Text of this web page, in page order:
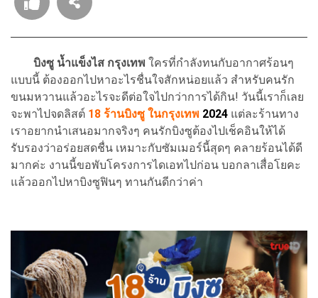
บิงซู น้ำแข็งไส กรุงเทพ ใครที่กำลังทนกับอากาศร้อนๆ
แบบนี้ ต้องออกไปหาอะไรชื่นใจสักหน่อยแล้ว สำหรับคนรัก
ขนมหวานแล้วอะไรจะดีต่อใจไปกว่าการได้กิน! วันนี้เราก็เลย
จะพาไปจดลิสต์ 18 ร้านบิงซู ในกรุงเทพ 2024 แต่ละร้านทาง
เราอยากนำเสนอมากจริงๆ คนรักบิงซูต้องไปเช็คอินให้ได้
รับรองว่าอร่อยสดชื่น เหมาะกับซัมเมอร์นี้สุดๆ คลายร้อนได้ดี
มากค่ะ งานนี้ขอพับโครงการไดเอทไปก่อน บอกลาเสื่อโยคะ
แล้วออกไปหาบิงซูฟินๆ ทานกันดีกว่าค่า